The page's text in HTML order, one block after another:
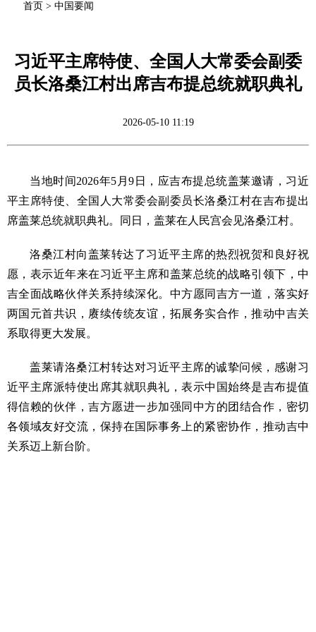
首页 > 中国要闻
习近平主席特使、全国人大常委会副委
员长洛桑江村出席吉布提总统就职典礼
2026-05-10 11:19
当地时间2026年5月9日，应吉布提总统盖莱邀请，习近
平主席特使、全国人大常委会副委员长洛桑江村在吉布提出
席盖莱总统就职典礼。同日，盖莱在人民宫会见洛桑江村。
洛桑江村向盖莱转达了习近平主席的热烈祝贺和良好祝
愿，表示近年来在习近平主席和盖莱总统的战略引领下，中
吉全面战略伙伴关系持续深化。中方愿同吉方一道，落实好
两国元首共识，赓续传统友谊，拓展务实合作，推动中吉关
系取得更大发展。
盖莱请洛桑江村转达对习近平主席的诚挚问候，感谢习
近平主席派特使出席其就职典礼，表示中国始终是吉布提值
得信赖的伙伴，吉方愿进一步加强同中方的团结合作，密切
各领域友好交流，保持在国际事务上的紧密协作，推动吉中
关系迈上新台阶。